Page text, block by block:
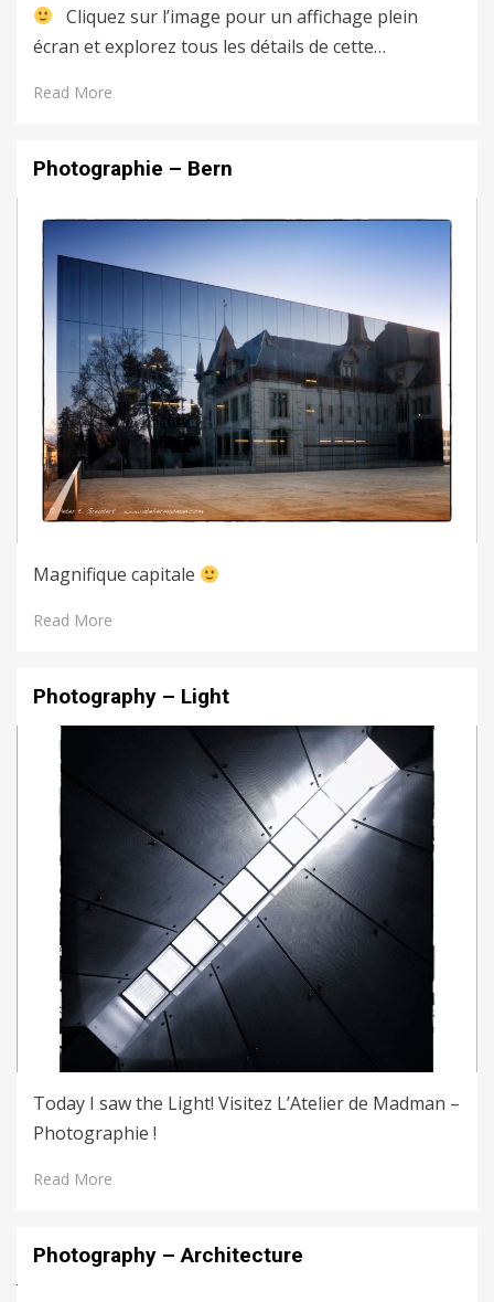
Cliquez sur l’image pour un affichage plein
écran et explorez tous les détails de cette…
Read More
Photographie – Bern
Magnifique capitale
Read More
Photography – Light
Today I saw the Light! Visitez L’Atelier de Madman –
Photographie !
Read More
Photography – Architecture